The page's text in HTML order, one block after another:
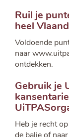
Ruil je
heel
Voldoende
naar
ontdekken.
Gebruik je
Heb je recht